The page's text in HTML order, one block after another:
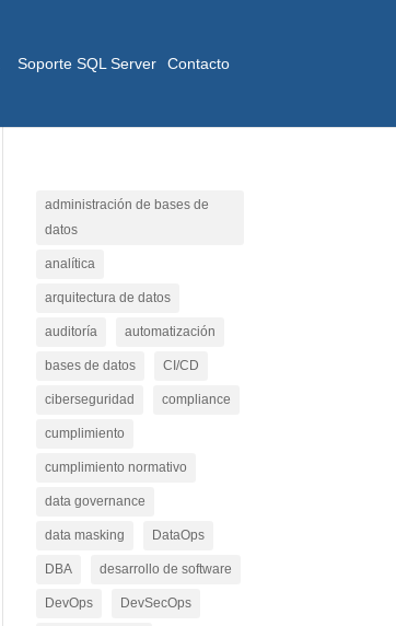
Soporte SQL Server Contacto
administración de bases de
datos
analítica
arquitectura de datos
auditoría automatización
bases de datos CI/CD
ciberseguridad compliance
cumplimiento
cumplimiento normativo
data governance
data masking DataOps
DBA desarrollo de software
DevOps DevSecOps